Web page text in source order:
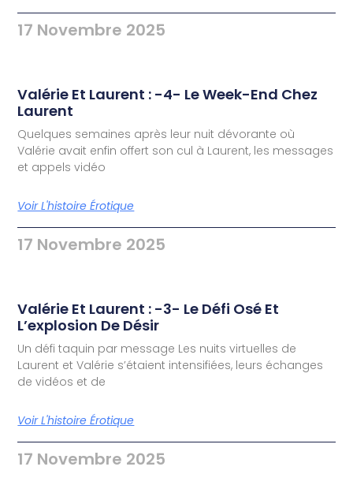
17 Novembre 2025
Valérie Et Laurent : -4- Le Week-End Chez
Laurent
Quelques semaines après leur nuit dévorante où
Valérie avait enfin offert son cul à Laurent, les messages
et appels vidéo
Voir L'histoire Érotique
17 Novembre 2025
Valérie Et Laurent : -3- Le Défi Osé Et
L’explosion De Désir
Un défi taquin par message Les nuits virtuelles de
Laurent et Valérie s’étaient intensifiées, leurs échanges
de vidéos et de
Voir L'histoire Érotique
17 Novembre 2025